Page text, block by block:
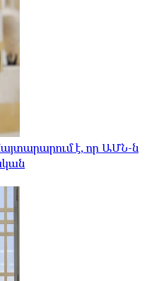
է, որ ԱՄՆ-ն